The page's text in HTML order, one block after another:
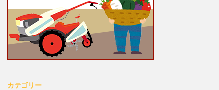
カテゴリー